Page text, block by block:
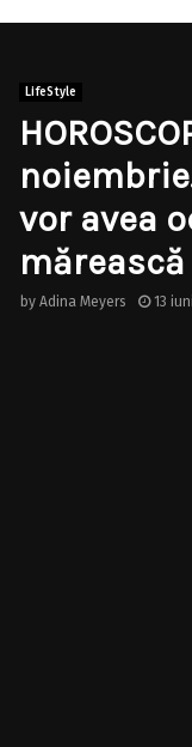
LifeStyle
vor avea
by Adina Meyers 13